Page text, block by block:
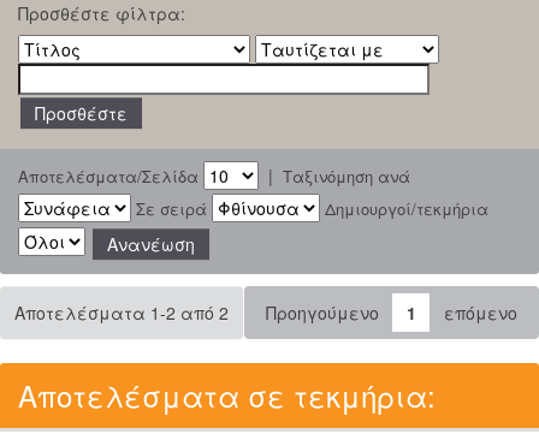
Προσθέστε φίλτρα:
Αποτελέσματα/Σελίδα | Ταξινόμηση ανά
Σε σειρά
Δημιουργοί/τεκμήρια
Αποτελέσματα 1-2 από 2 Προηγούμενο 1 επόμενο
Αποτελέσματα σε τεκμήρια: